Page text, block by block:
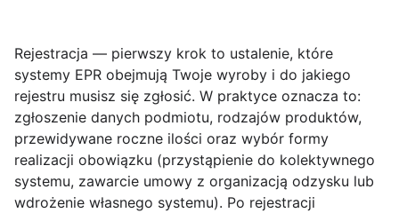
Rejestracja — pierwszy krok to ustalenie, które
systemy EPR obejmują Twoje wyroby i do jakiego
rejestru musisz się zgłosić. W praktyce oznacza to:
zgłoszenie danych podmiotu, rodzajów produktów,
przewidywane roczne ilości oraz wybór formy
realizacji obowiązku (przystąpienie do kolektywnego
systemu, zawarcie umowy z organizacją odzysku lub
wdrożenie własnego systemu). Po rejestracji